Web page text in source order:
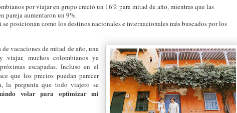
por viajar en grupo creció un 16% para mitad de año, mientras que las
pareja aumentaron un 9%.
posicionan como los destinos nacionales e internacionales más buscados por los
vacaciones de mitad de año, una
viajar, muchos colombianos ya
escapadas. Incluso en el
que los precios puedan parecer
la pregunta que todo viajero se
volar para optimizar mi